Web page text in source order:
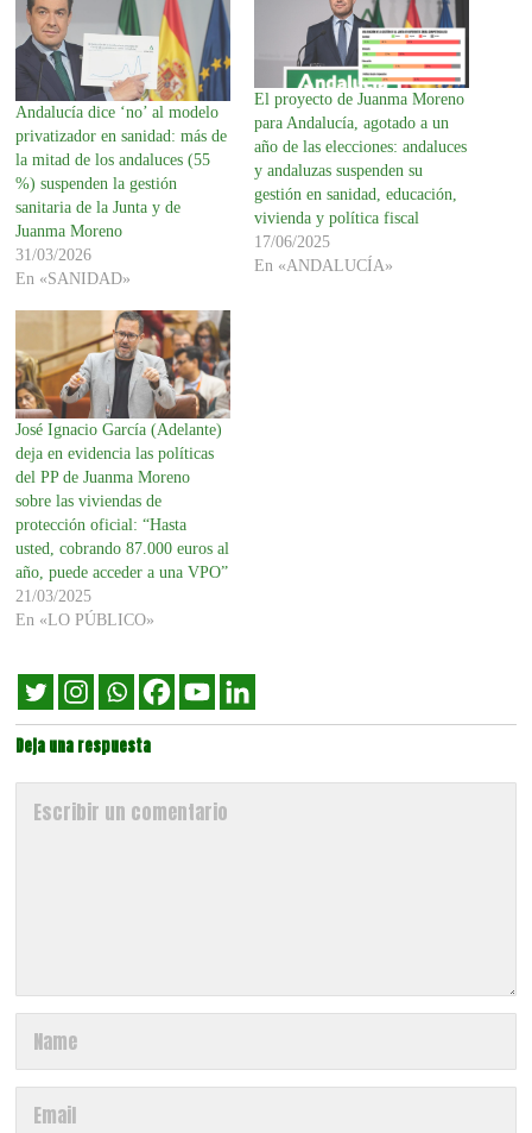
Andalucía dice ‘no’ al modelo
privatizador en sanidad: más de
la mitad de los andaluces (55
%) suspenden la gestión
sanitaria de la Junta y de
Juanma Moreno
31/03/2026
En «SANIDAD»
El proyecto de Juanma Moreno
para Andalucía, agotado a un
año de las elecciones: andaluces
y andaluzas suspenden su
gestión en sanidad, educación,
vivienda y política fiscal
17/06/2025
En «ANDALUCÍA»
José Ignacio García (Adelante)
deja en evidencia las políticas
del PP de Juanma Moreno
sobre las viviendas de
protección oficial: “Hasta
usted, cobrando 87.000 euros al
año, puede acceder a una VPO”
21/03/2025
En «LO PÚBLICO»
Deja una respuesta